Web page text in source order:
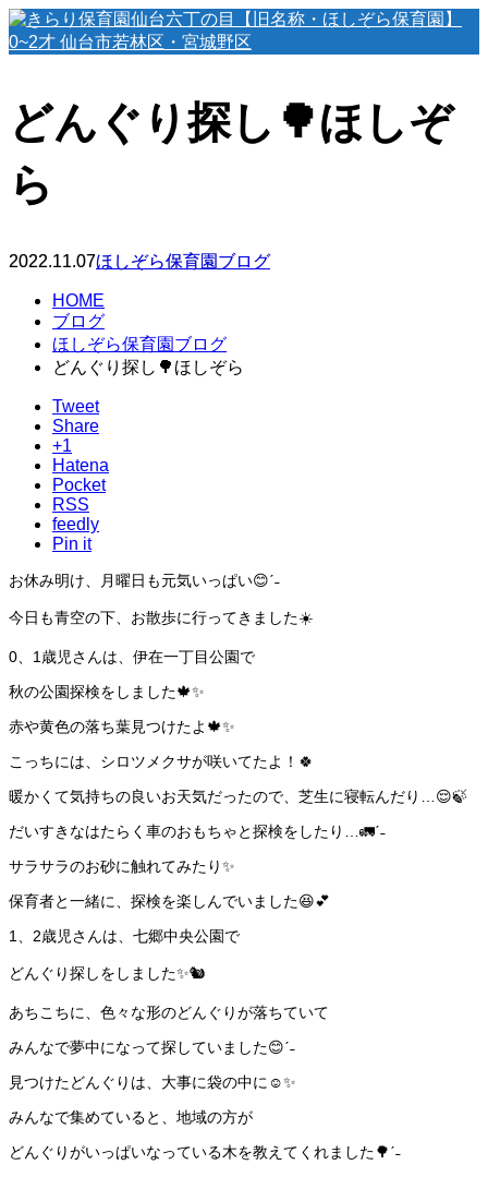
どんぐり探し🌳ほしぞ
ら
2022.11.07ほしぞら保育園ブログ
HOME
ブログ
ほしぞら保育園ブログ
どんぐり探し🌳ほしぞら
Tweet
Share
+1
Hatena
Pocket
RSS
feedly
Pin it
お休み明け、月曜日も元気いっぱい😊ˊ˗
今日も青空の下、お散歩に行ってきました☀️
0、1歳児さんは、伊在一丁目公園で
秋の公園探検をしました🍁✨
赤や黄色の落ち葉見つけたよ🍁✨
こっちには、シロツメクサが咲いてたよ！🍀
暖かくて気持ちの良いお天気だったので、芝生に寝転んだり…😌🍃
だいすきなはたらく車のおもちゃと探検をしたり…🚛ˊ˗
サラサラのお砂に触れてみたり✨
保育者と一緒に、探検を楽しんでいました😆💕
1、2歳児さんは、七郷中央公園で
どんぐり探しをしました✨🐿
あちこちに、色々な形のどんぐりが落ちていて
みんなで夢中になって探していました😊ˊ˗
見つけたどんぐりは、大事に袋の中に☺️✨
みんなで集めていると、地域の方が
どんぐりがいっぱいなっている木を教えてくれました🌳ˊ˗